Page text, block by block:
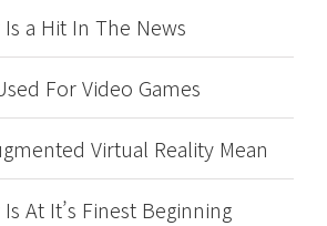
a Hit In The News
For Video Games
Virtual Reality Mean
At It’s Finest Beginning